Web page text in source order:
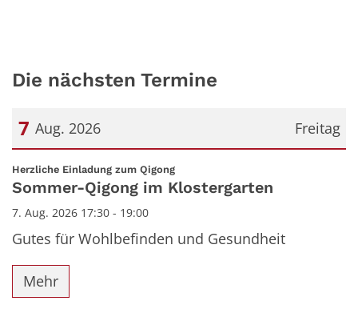
Die nächsten Termine
Freitag
7 Aug. 2026
Datum: 7. August 2026
Herzliche Einladung zum Qigong:
Sommer-Qigong im Klostergarten
7. Aug. 2026 17:30 - 19:00
Gutes für Wohlbefinden und Gesundheit
Mehr